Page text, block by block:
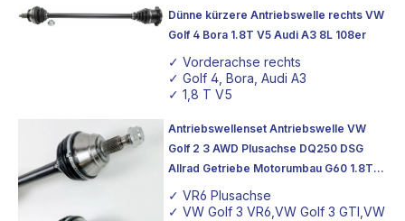
Dünne kürzere Antriebswelle rechts VW
Golf 4 Bora 1.8T V5 Audi A3 8L 108er
✓ Vorderachse rechts
✓ Golf 4, Bora, Audi A3
✓ 1,8 T V5
Antriebswellenset Antriebswelle VW
Golf 2 3 AWD Plusachse DQ250 DSG
Allrad Getriebe Motorumbau G60 1.8T
16V
✓ VR6 Plusachse
✓ VW Golf 3 VR6,VW Golf 3 GTI,VW